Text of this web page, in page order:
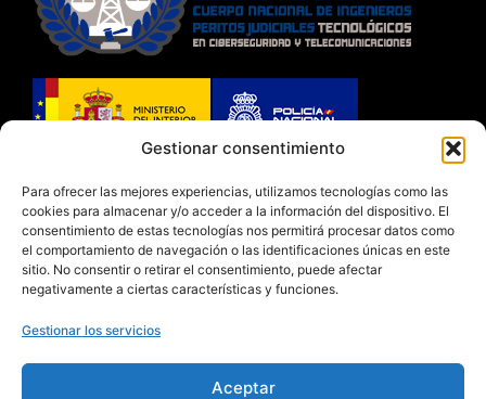
Gestionar consentimiento
Para ofrecer las mejores experiencias, utilizamos tecnologías como las
cookies para almacenar y/o acceder a la información del dispositivo. El
consentimiento de estas tecnologías nos permitirá procesar datos como
el comportamiento de navegación o las identificaciones únicas en este
sitio. No consentir o retirar el consentimiento, puede afectar
negativamente a ciertas características y funciones.
Gestionar los servicios
Aceptar
Habilitado por el Ministerio del Interior y
autorizado por la Dirección General de la Policía
conRNSP 11424 Y LICENCIA 5117